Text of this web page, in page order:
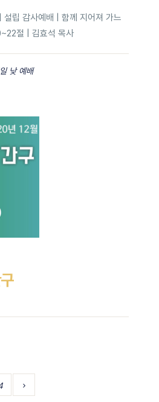
립 감사예배 | 함께 지어져 가느
절 | 김효석 목사
낮 예배